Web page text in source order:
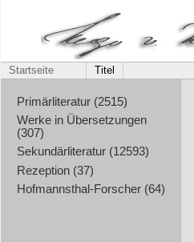
Startseite Titel
Primärliteratur (2515)
Werke in Übersetzungen
(307)
Sekundärliteratur (12593)
Rezeption (37)
Hofmannsthal-Forscher (64)